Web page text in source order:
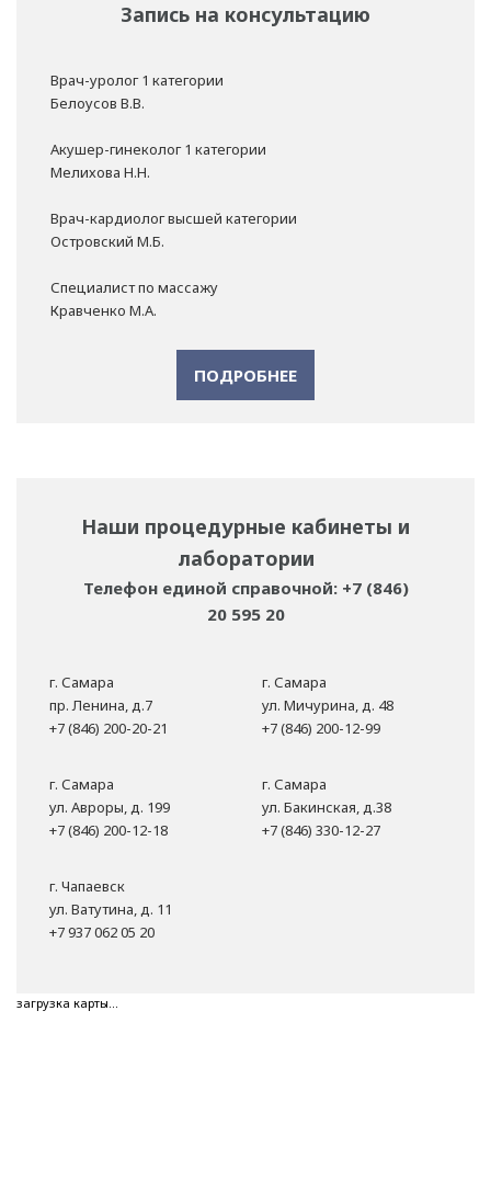
Запись на консультацию
Врач-уролог 1 категории
Белоусов В.В.
Акушер-гинеколог 1 категории
Мелихова Н.Н.
Врач-кардиолог высшей категории
Островский М.Б.
Специалист по массажу
Кравченко М.А.
ПОДРОБНЕЕ
Наши процедурные кабинеты и
лаборатории
Телефон единой справочной: +7 (846)
20 595 20
г. Самара
пр. Ленина, д.7
+7 (846) 200-20-21
г. Самара
ул. Мичурина, д. 48
+7 (846) 200-12-99
г. Самара
ул. Авроры, д. 199
+7 (846) 200-12-18
г. Самара
ул. Бакинская, д.38
+7 (846) 330-12-27
г. Чапаевск
ул. Ватутина, д. 11
+7 937 062 05 20
загрузка карты...